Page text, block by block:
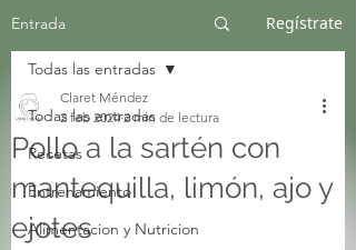
Entrada Regístrate
Todas las entradas
Recetas
Entrenamiento
Alimentacion y Nutricion
Todas las entradas
Pollo a la sartén con
mantequilla, limón, ajo y
ejotes
Claret Méndez
2 feb 2024 2 min de lectura